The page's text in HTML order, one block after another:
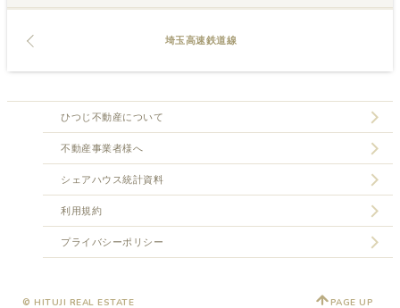
埼玉高速鉄道線
ひつじ不動産について
不動産事業者様へ
シェアハウス統計資料
利用規約
プライバシーポリシー
© HITUJI REAL ESTATE PAGE UP